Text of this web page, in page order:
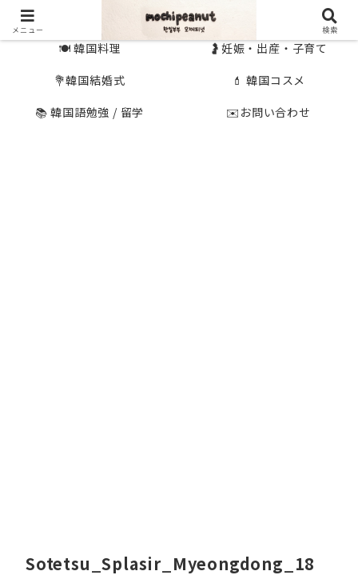
🍽 韓国料理
🤰妊娠・出産・子育て
💐韓国結婚式
💄 韓国コスメ
📚 韓国語勉強 / 留学
✉️お問い合わせ
Sotetsu_Splasir_Myeongdong_18
メニュー 検索